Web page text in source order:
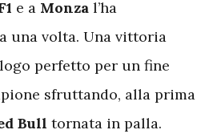
e a Monza l’ha
una volta. Una vittoria
perfetto per un fine
sfruttando, alla prima
Bull tornata in palla.